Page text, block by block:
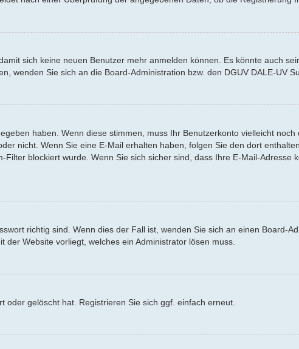
sich keine neuen Benutzer mehr anmelden können. Es könnte auch
wenden Sie sich an die Board-Administration bzw. den DGUV DALE-UV
haben. Wenn diese stimmen, muss Ihr Benutzerkonto vielleicht noch
nicht. Wenn Sie eine E-Mail erhalten haben, folgen Sie den dort
blockiert wurde. Wenn Sie sich sicher sind, dass Ihre E-Mail-Adresse
richtig sind. Wenn dies der Fall ist, wenden Sie sich an einen Board-
Website vorliegt, welches ein Administrator lösen muss.
gelöscht hat. Registrieren Sie sich ggf. einfach erneut.